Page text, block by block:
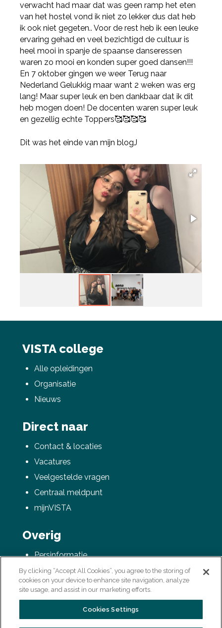
verwacht had maar dat was geen ramp het eten
van het hostel vond ik niet zo lekker dus dat heb
ik ook niet gegeten.. Voor de rest heb ik een leuke
ervaring gehad en veel bezichtigd de cultuur is
heel mooi in spanje de spaanse danseressen
waren zo mooi en konden super goed dansen!!!
En 7 oktober gingen we weer Terug naar
Nederland Gelukkig maar want 2 weken was erg
lang! Maar super leuk en ben dankbaar dat ik dit
heb mogen doen! De docenten waren super leuk
en gezellig echte Toppers🥰🥰🥰🥰
Dit was het einde van mijn blogJ
VISTA college
Alle opleidingen
Organisatie
Nieuws
Direct naar
Contact & locaties
Vacatures
Veelgestelde vragen
Centraal meldpunt
mijnVISTA
Overig
Persinformatie
AVG / Privacyverklaring
Colofon
Deel via Facebook
Deel via Twitter
By clicking “Accept All Cookies”, you agree to the storing of
cookies on your device to enhance site navigation, analyze
site usage, and assist in our marketing efforts.
Cookies Settings